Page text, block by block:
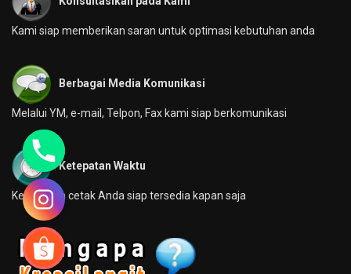
Kami siap memberikan saran untuk optimasi kebutuhan anda
Berbagai Media Komunikasi
Melalui YM, e-mail, Telpon, Fax kami siap berkomunikasi
Ketepatan Waktu
Kebutuhan cetak Anda siap tersedia kapan saja